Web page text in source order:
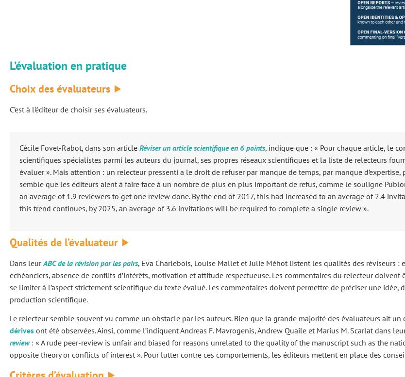
L’évaluation en pratique
Choix des évaluateurs
C’est à l’éditeur de choisir ses évaluateurs.
Cécile Fovet-Rabot, dans son article Réviser un article scientifique en 6 points, indique que : « Pour chaque article, le
scientifiques spécialistes parmi les auteurs du journal, ses propres réseaux scientifiques et la liste de relecteurs
évaluer ». Mais attention : un relecteur pressenti a le droit de refuser par manque de temps, par manque
semble que les éditeurs aient à faire face à un nombre de plus en plus important de refus, comme le souligne
an average of 1.9 reviewers to get one review done. By the end of 2017, this had increased to an average of 2.4
this trend continues, by 2025, an average of 3.6 invitations will be required to complete a single review ».
Qualités de l’évaluateur
Dans leurABC de la révision par les pairs, Eva Charlebois, Louise Mallet et Julie Méhot listent les qualités des réviseurs :
échéanciers, absence de conflits d’intérêts, motivation et attitude respectueuse. Les commentaires du relecteur
se limiter à l’aspect strictement scientifique du texte évalué. Les commentaires doivent permettre de préciser une idée,
production scientifique.
Le relecteur semble souvent vu comme un obstacle par les auteurs. Bien que la grande majorité des évaluateurs ait
dérives ont été observées. Ainsi, comme l’indiquent Andreas F. Mavrogenis, Andrew Quaile et Marius M. Scarlat dans
review: « A rude peer-review is unfair and biased for reasons unrelated to the quality of the manuscript such as the
opposite theory or conflicts of interest ». Pour lutter contre ces comportements, les éditeurs mettent en place des